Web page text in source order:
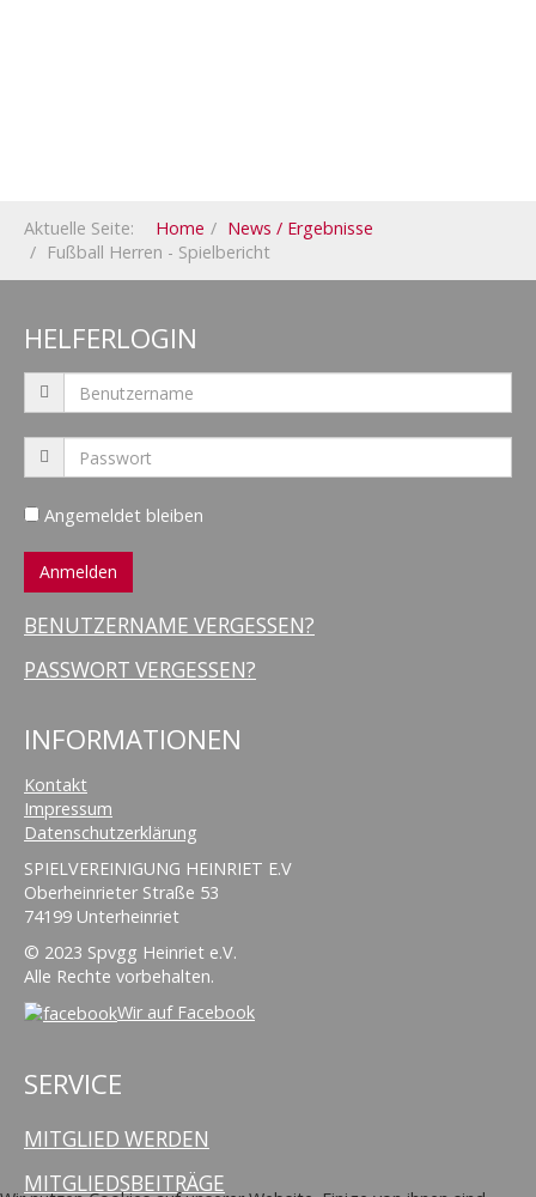
Aktuelle Seite: Home
News / Ergebnisse
Fußball Herren - Spielbericht
HELFERLOGIN
Angemeldet bleiben
BENUTZERNAME VERGESSEN?
PASSWORT VERGESSEN?
INFORMATIONEN
Kontakt
Impressum
Datenschutzerklärung
SPIELVEREINIGUNG HEINRIET E.V
Oberheinrieter Straße 53
74199 Unterheinriet
© 2023 Spvgg Heinriet e.V.
Alle Rechte vorbehalten.
Wir auf Facebook
SERVICE
MITGLIED WERDEN
MITGLIEDSBEITRÄGE